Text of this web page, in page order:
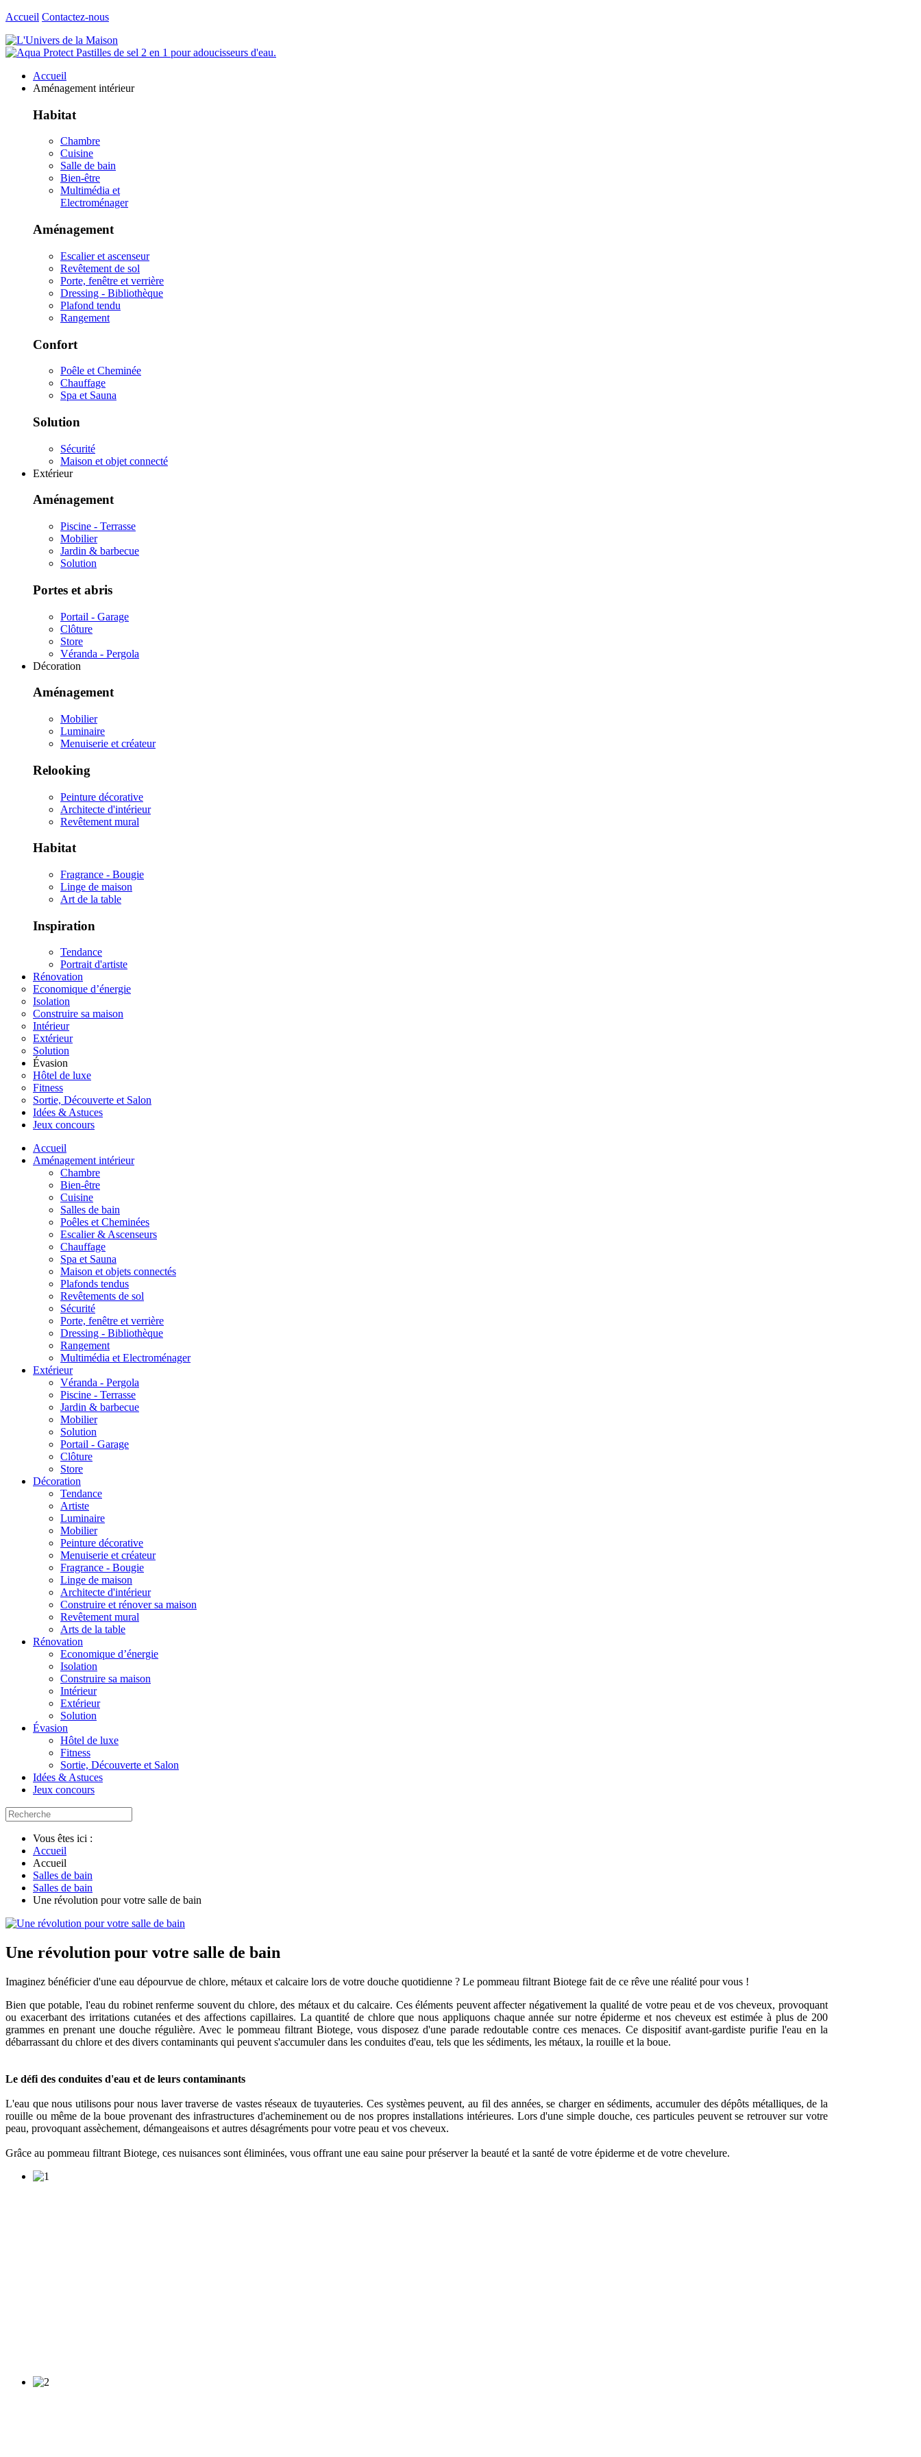
Accueil Contactez-nous
Accueil
Aménagement intérieur
Habitat
Chambre
Cuisine
Salle de bain
Bien-être
Multimédia et
Electroménager
Aménagement
Escalier et ascenseur
Revêtement de sol
Porte, fenêtre et verrière
Dressing - Bibliothèque
Plafond tendu
Rangement
Confort
Poêle et Cheminée
Chauffage
Spa et Sauna
Solution
Sécurité
Maison et objet connecté
Extérieur
Aménagement
Piscine - Terrasse
Mobilier
Jardin & barbecue
Solution
Portes et abris
Portail - Garage
Clôture
Store
Véranda - Pergola
Décoration
Aménagement
Mobilier
Luminaire
Menuiserie et créateur
Relooking
Peinture décorative
Architecte d'intérieur
Revêtement mural
Habitat
Fragrance - Bougie
Linge de maison
Art de la table
Inspiration
Tendance
Portrait d'artiste
Rénovation
Economique d’énergie
Isolation
Construire sa maison
Intérieur
Extérieur
Solution
Évasion
Hôtel de luxe
Fitness
Sortie, Découverte et Salon
Idées & Astuces
Jeux concours
Accueil
Aménagement intérieur
Chambre
Bien-être
Cuisine
Salles de bain
Poêles et Cheminées
Escalier & Ascenseurs
Chauffage
Spa et Sauna
Maison et objets connectés
Plafonds tendus
Revêtements de sol
Sécurité
Porte, fenêtre et verrière
Dressing - Bibliothèque
Rangement
Multimédia et Electroménager
Extérieur
Véranda - Pergola
Piscine - Terrasse
Jardin & barbecue
Mobilier
Solution
Portail - Garage
Clôture
Store
Décoration
Tendance
Artiste
Luminaire
Mobilier
Peinture décorative
Menuiserie et créateur
Fragrance - Bougie
Linge de maison
Architecte d'intérieur
Construire et rénover sa maison
Revêtement mural
Arts de la table
Rénovation
Economique d’énergie
Isolation
Construire sa maison
Intérieur
Extérieur
Solution
Évasion
Hôtel de luxe
Fitness
Sortie, Découverte et Salon
Idées & Astuces
Jeux concours
Vous êtes ici :
Accueil
Accueil
Salles de bain
Salles de bain
Une révolution pour votre salle de bain
Une révolution pour votre salle de bain
Imaginez bénéficier d'une eau dépourvue de chlore, métaux et calcaire lors de votre douche quotidienne ? Le pommeau filtrant Biotege fait de ce rêve une réalité pour vous !
Bien que potable, l'eau du robinet renferme souvent du chlore, des métaux et du calcaire. Ces éléments peuvent affecter négativement la qualité de votre peau et de vos cheveux, provoquant
ou exacerbant des irritations cutanées et des affections capillaires. La quantité de chlore que nous appliquons chaque année sur notre épiderme et nos cheveux est estimée à plus de 200
grammes en prenant une douche régulière. Avec le pommeau filtrant Biotege, vous disposez d'une parade redoutable contre ces menaces. Ce dispositif avant-gardiste purifie l'eau en la
débarrassant du chlore et des divers contaminants qui peuvent s'accumuler dans les conduites d'eau, tels que les sédiments, les métaux, la rouille et la boue.
Le défi des conduites d'eau et de leurs contaminants
L'eau que nous utilisons pour nous laver traverse de vastes réseaux de tuyauteries. Ces systèmes peuvent, au fil des années, se charger en sédiments, accumuler des dépôts métalliques, de la
rouille ou même de la boue provenant des infrastructures d'acheminement ou de nos propres installations intérieures. Lors d'une simple douche, ces particules peuvent se retrouver sur votre
peau, provoquant assèchement, démangeaisons et autres désagréments pour votre peau et vos cheveux.
Grâce au pommeau filtrant Biotege, ces nuisances sont éliminées, vous offrant une eau saine pour préserver la beauté et la santé de votre épiderme et de votre chevelure.